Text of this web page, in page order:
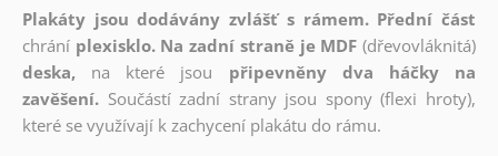
Plakáty jsou dodávány zvlášť s rámem. Přední část
chrání plexisklo. Na zadní straně je MDF (dřevovláknitá)
deska,
na které jsou
připevněny dva háčky na
zavěšení. Součástí zadní strany jsou spony (flexi hroty),
které se využívají k zachycení plakátu do rámu.